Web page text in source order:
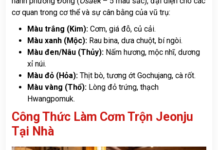
cơ quan trong cơ thể và sự cân bằng của vũ trụ:
Màu trắng (Kim): Cơm, giá đỗ, củ cải.
Màu xanh (Mộc): Rau bina, dưa chuột, bí ngòi.
Màu đen/Nâu (Thủy): Nấm hương, mộc nhĩ, dương
xỉ núi.
Màu đỏ (Hỏa): Thịt bò, tương ớt Gochujang, cà rốt.
Màu vàng (Thổ): Lòng đỏ trứng, thạch
Hwangpomuk.
Công Thức Làm Cơm Trộn Jeonju
Tại Nhà